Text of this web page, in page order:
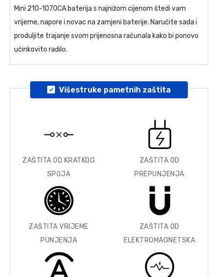
Mini 210-1070CA baterija s najnižom cijenom štedi vam
vrijeme, napore i novac na zamjeni baterije. Naručite sada i
produljite trajanje svom prijenosna računala kako bi ponovo
učinkovito radilo.
Višestruke pametnih zaštita
ZAŠTITA OD KRATKOG
SPOJA
ZAŠTITA OD
PREPUNJENJA
ZAŠTITA VRIJEME
PUNJENJA
ZAŠTITA OD
ELEKTROMAGNETSKA